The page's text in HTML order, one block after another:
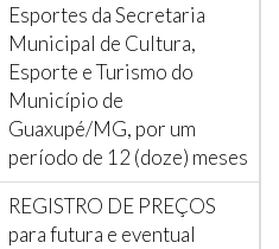
Esportes da Secretaria
Municipal de Cultura,
Esporte e Turismo do
Município de
Guaxupé/MG, por um
período de 12 (doze) meses
REGISTRO DE PREÇOS
para futura e eventual